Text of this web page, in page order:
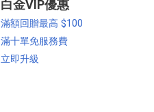
白金VIP優惠
滿額回贈最高 $100
滿十單免服務費
立即升級